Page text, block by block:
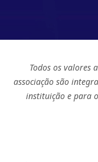
Todos os valores
associação são
instituição e para